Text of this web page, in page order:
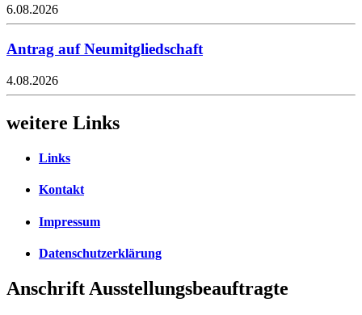
6.08.2026
Antrag auf Neumitgliedschaft
4.08.2026
weitere Links
Links
Kontakt
Impressum
Datenschutzerklärung
Anschrift Ausstellungsbeauftragte